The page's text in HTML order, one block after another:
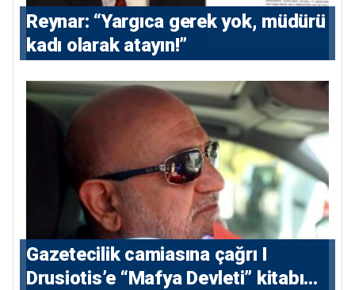
Reynar: “Yargıca gerek yok, müdürü
kadı olarak atayın!”
Gazetecilik camiasına çağrı I
⁠Drusiotis’e “Mafya Devleti” kitabı